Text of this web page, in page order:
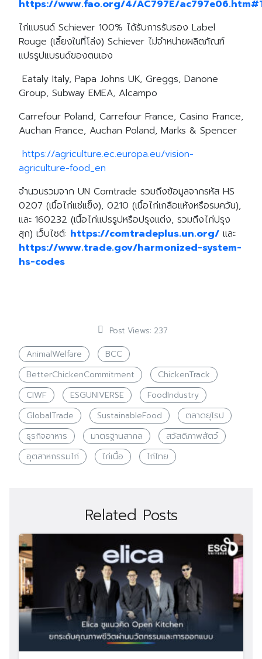
https://www.fao.org/4/AC797E/
ไก่แบรนด์ Schiever 100% ได้รับการรับรอง Label
Rouge (เลี้ยงในที่โล่ง) Schiever ไม่จำหน่ายผลิตภัณฑ์
แปรรูปแบรนด์ของตนเอง
Eataly Italy, Papa Johns UK, Greggs, Danone
Group, Subway EMEA, Alcampo
Carrefour Poland, Carrefour France, Casino France,
Auchan France, Auchan Poland, Marks & Spencer
https://agriculture.ec.europa.eu/vision-
agriculture-food_en
จำนวนรวมจาก UN Comtrade รวมถึงข้อมูลจากรหัส HS
0207 (เนื้อไก่แช่แข็ง), 0210 (เนื้อไก่เกลือแห้งหรือรมควัน),
และ 160232 (เนื้อไก่แปรรูปหรือปรุงแต่ง, รวมถึงไก่ปรุง
สุก) เว็บไซต์: https://comtradeplus.un.org/ และ
https://www.trade.gov/harmonized-system-
hs-codes
Post Views: 237
AnimalWelfare
BCC
BetterChickenCommitment
ChickenTrack
CIWF
ESGUNIVERSE
FoodIndustry
GlobalTrade
SustainableFood
ตลาดยุโรป
ธุรกิจอาหาร
มาตรฐานสากล
สวัสดิภาพสัตว์
อุตสาหกรรมไก่
ไก่เนื้อ ไก่ไทย
Related Posts